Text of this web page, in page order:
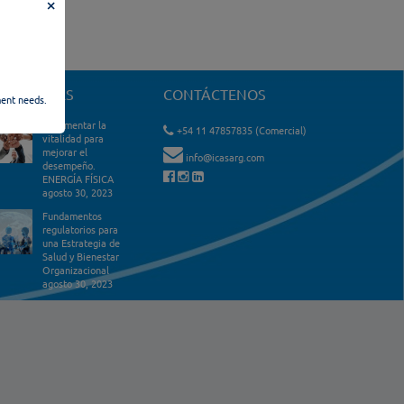
Incrementar la
vitalidad para
mejorar el
desempeño.
ENERGÍA FÍSICA
agosto 30, 2023
Fundamentos
regulatorios para
una Estrategia de
Salud y Bienestar
Organizacional
agosto 30, 2023
CONTÁCTENOS
+54 11 47857835 (Comercial)
info@icasarg.com
needs.